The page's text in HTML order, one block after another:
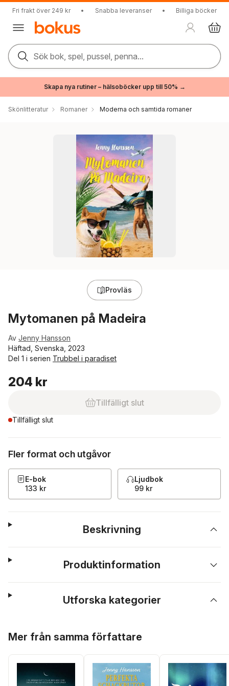
Fri frakt över 249 kr • Snabba leveranser • Billiga böcker
Sök bok, spel, pussel, penna...
Skapa nya rutiner – hälsoböcker upp till 50% →
Skönlitteratur Romaner Moderna och samtida romaner
Provläs
Mytomanen på Madeira
Av Jenny Hansson
Häftad, Svenska, 2023
Del 1 i serien Trubbel i paradiset
204 kr
Tillfälligt slut
Tillfälligt slut
Fler format och utgåvor
E-bok
133 kr
Ljudbok
99 kr
Beskrivning
Produktinformation
Utforska kategorier
Mer från samma författare